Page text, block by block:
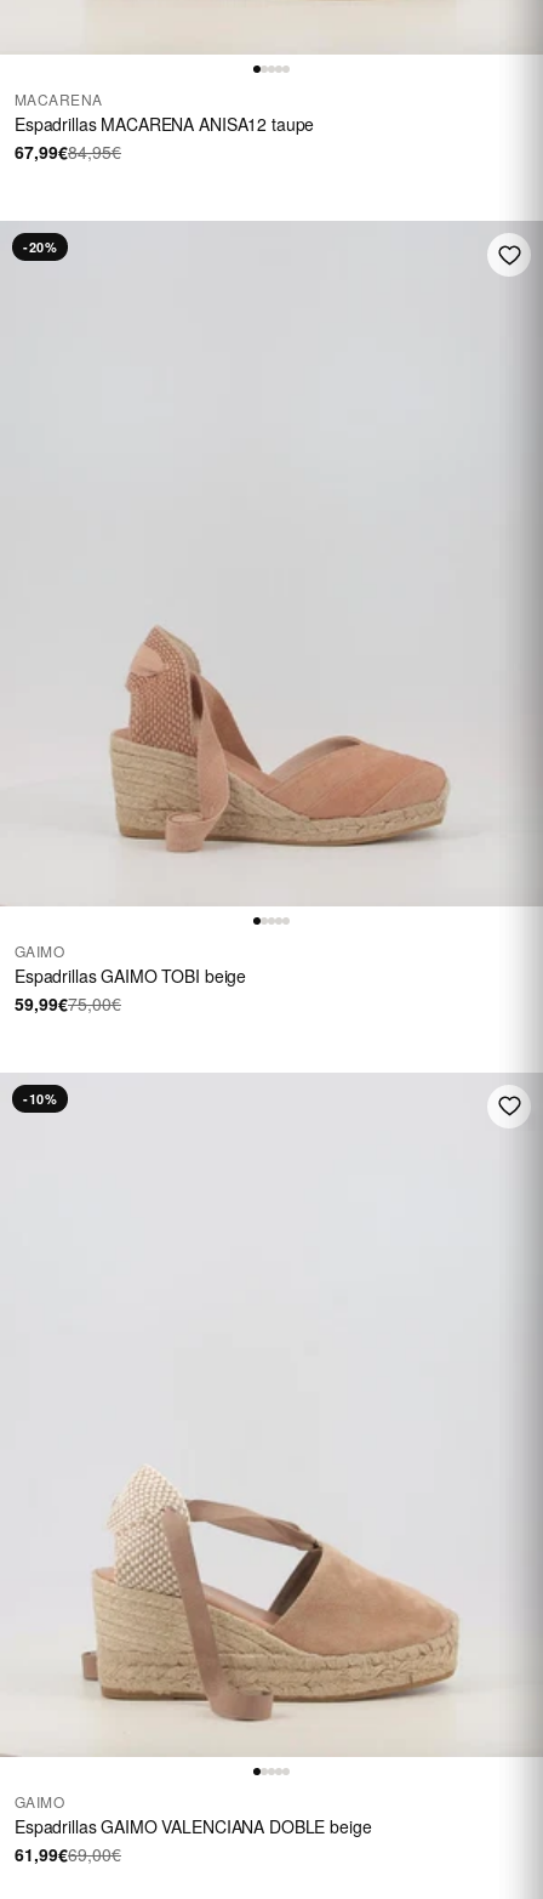
MACARENA
Espadrillas MACARENA ANISA12 taupe
67,99€84,95€
-20%
GAIMO
Espadrillas GAIMO TOBI beige
59,99€75,00€
-10%
GAIMO
Espadrillas GAIMO VALENCIANA DOBLE beige
61,99€69,00€